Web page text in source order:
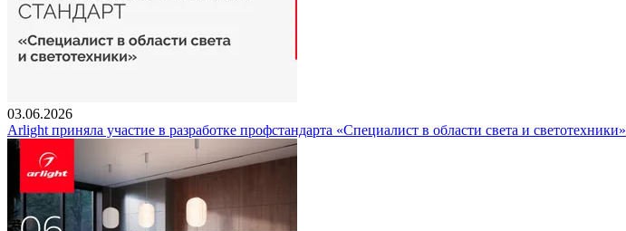
03.06.2026
Arlight приняла участие в разработке профстандарта «Специалист в области света и светотехники»